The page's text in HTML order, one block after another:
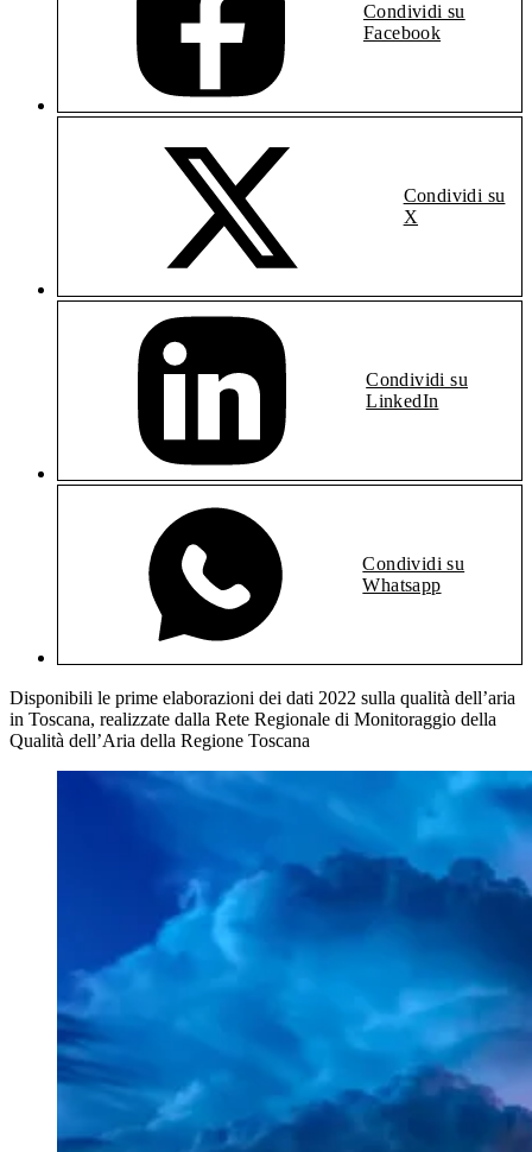
Condividi su
Facebook
Condividi su
X
Condividi su
LinkedIn
Condividi su
Whatsapp
Disponibili le prime elaborazioni dei dati 2022 sulla qualità dell’aria
in Toscana, realizzate dalla Rete Regionale di Monitoraggio della
Qualità dell’Aria della Regione Toscana